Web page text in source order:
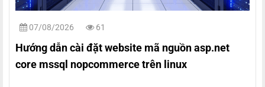
07/08/2026 61
Hướng dẫn cài đặt website mã nguồn asp.net
core mssql nopcommerce trên linux